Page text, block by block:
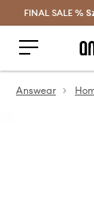
FINAL SALE %
Answear